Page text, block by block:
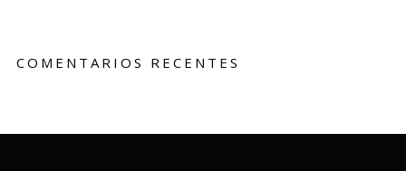
COMENTARIOS RECENTES